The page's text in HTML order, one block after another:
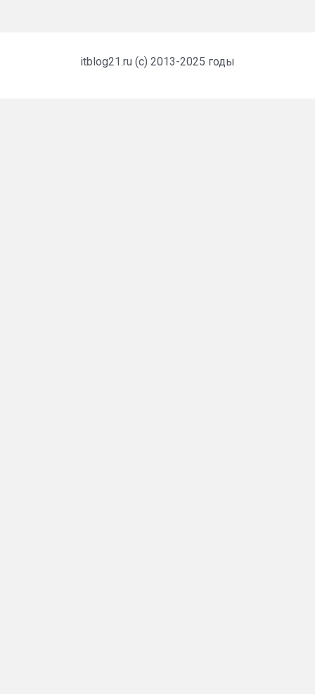
itblog21.ru (c) 2013-2025 годы